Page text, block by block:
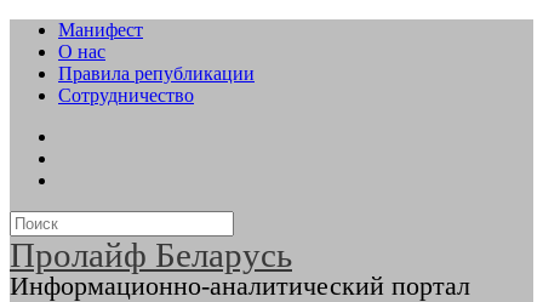
Манифест
О нас
Правила републикации
Сотрудничество
Пролайф Беларусь
Информационно-аналитический портал